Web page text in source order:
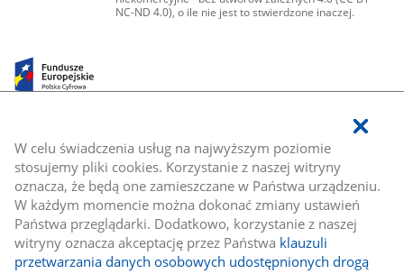
W celu świadczenia usług na najwyższym poziomie
stosujemy pliki cookies. Korzystanie z naszej witryny
oznacza, że będą one zamieszczane w Państwa urządzeniu.
W każdym momencie można dokonać zmiany ustawień
Państwa przeglądarki. Dodatkowo, korzystanie z naszej
witryny oznacza akceptację przez Państwa klauzuli
przetwarzania danych osobowych udostępnionych drogą
NC-ND 4.0), o ile nie jest to stwierdzone inaczej.